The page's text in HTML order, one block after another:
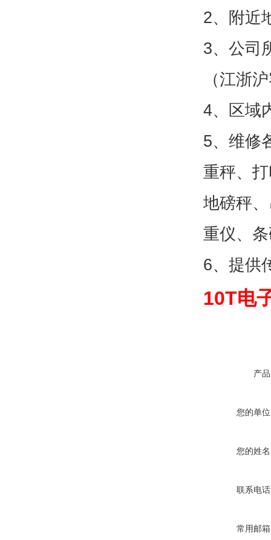
2、附近
3、公司
（江浙
4、区域
5、维修
重秤、
地磅秤
重仪、
6、提供
10T电
产
您的单
您的姓
联系电
常用邮